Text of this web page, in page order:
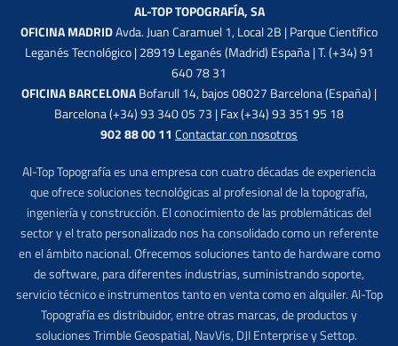
AL-TOP TOPOGRAFÍA, SA
OFICINA MADRIDAvda. Juan Caramuel 1, Local 2B | Parque Científico
Leganés Tecnológico | 28919 Leganés (Madrid) España | T. (+34) 91
640 78 31
OFICINA BARCELONABofarull 14, bajos 08027 Barcelona (España) |
Barcelona (+34) 93 340 05 73 | Fax (+34) 93 351 95 18
902 88 00 11 Contactar con nosotros
Al-Top Topografía es una empresa con cuatro décadas de experiencia
que ofrece soluciones tecnológicas al profesional de la topografía,
ingeniería y construcción. El conocimiento de las problemáticas del
sector y el trato personalizado nos ha consolidado como un referente
en el ámbito nacional. Ofrecemos soluciones tanto de hardware como
de software, para diferentes industrias, suministrando soporte,
servicio técnico e instrumentos tanto en venta como en alquiler. Al-Top
Topografía es distribuidor, entre otras marcas, de productos y
soluciones Trimble Geospatial, NavVis, DJI Enterprise y Settop.